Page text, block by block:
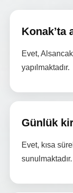
Konak’ta
Evet,
yapılmaktadır.
Günlük
Evet, kısa
sunulmaktadır.